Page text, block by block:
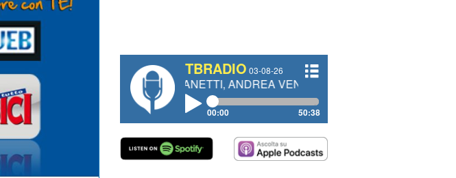
TBRADIO 03-08-26
MAURO GIANETTI, ANDREA VENDRAME, FILIPPO FIORELLI
00:00 50:38